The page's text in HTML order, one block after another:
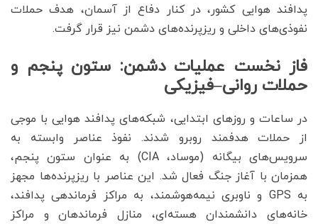
پدافند هوایی کشور، در کنار دفاع از آسمان، هدف حملات
نفوذی‌های داخلی و ریزپرنده‌های دشمن نیز قرار گرفت.
فاز نخست عملیات دشمن: ستون پنجم و
حملات روانی–فیزیکی
در ساعات و روزهای ابتدایی، شبکه‌های پدافند هوایی با موجی
از حملات هدفمند روبرو شدند. نفوذ عناصر وابسته به
سرویس‌های بیگانه (موساد، CIA) به عنوان ستون پنجم،
همزمان با آغاز جنگ فعال شد. این عناصر با ریزپرنده‌ها مجهز
به GPS و ناوبری نیمه‌هوشمند، به مراکز فرماندهی پدافند،
خانه‌های دانشمندان هسته‌ای، منازل فرماندهان و مراکز